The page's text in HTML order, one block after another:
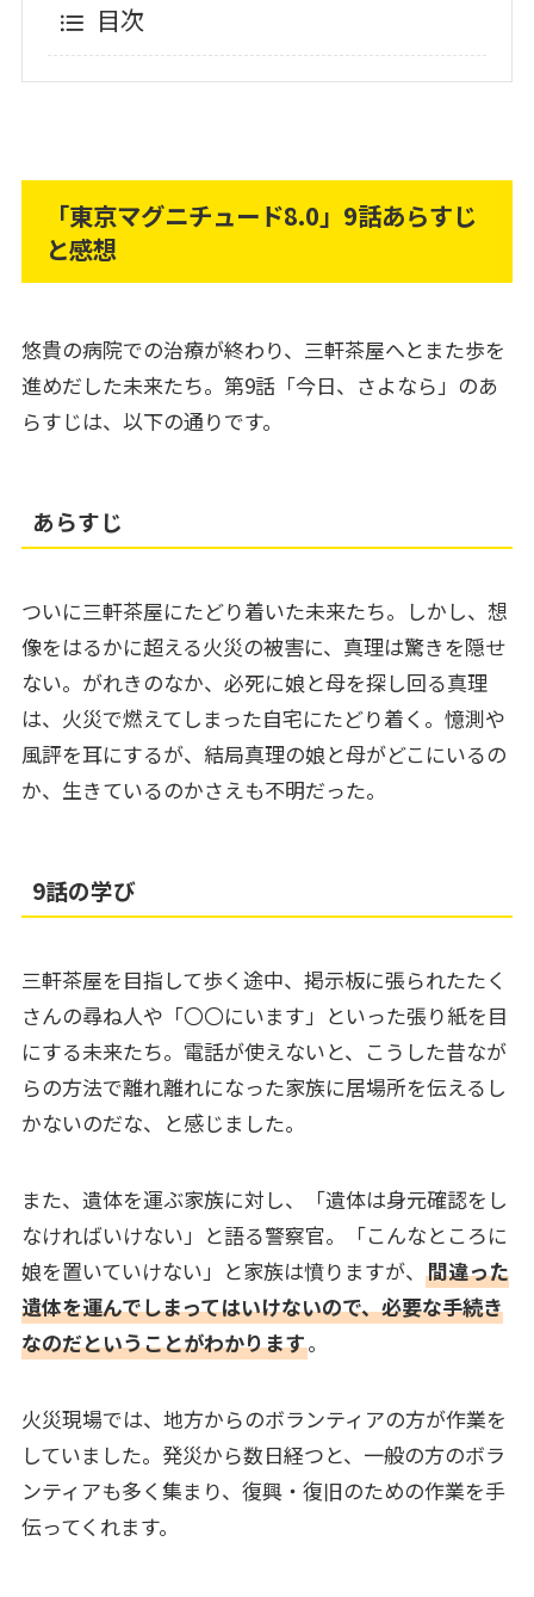
目次
「東京マグニチュード8.0」9話あらすじ
と感想
悠貴の病院での治療が終わり、三軒茶屋へとまた歩を
進めだした未来たち。第9話「今日、さよなら」のあ
らすじは、以下の通りです。
あらすじ
ついに三軒茶屋にたどり着いた未来たち。しかし、想
像をはるかに超える火災の被害に、真理は驚きを隠せ
ない。がれきのなか、必死に娘と母を探し回る真理
は、火災で燃えてしまった自宅にたどり着く。憶測や
風評を耳にするが、結局真理の娘と母がどこにいるの
か、生きているのかさえも不明だった。
9話の学び
三軒茶屋を目指して歩く途中、掲示板に張られたたく
さんの尋ね人や「〇〇にいます」といった張り紙を目
にする未来たち。電話が使えないと、こうした昔なが
らの方法で離れ離れになった家族に居場所を伝えるし
かないのだな、と感じました。
また、遺体を運ぶ家族に対し、「遺体は身元確認をし
なければいけない」と語る警察官。「こんなところに
娘を置いていけない」と家族は憤りますが、 間違った
遺体を運んでしまってはいけないので、必要な手続き
なのだということがわかります。
火災現場では、地方からのボランティアの方が作業を
していました。発災から数日経つと、一般の方のボラ
ンティアも多く集まり、復興・復旧のための作業を手
伝ってくれます。